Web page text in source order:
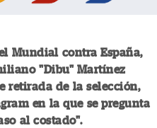
Mundial contra España,
"Dibu" Martínez
retirada de la selección,
en la que se pregunta
al costado".